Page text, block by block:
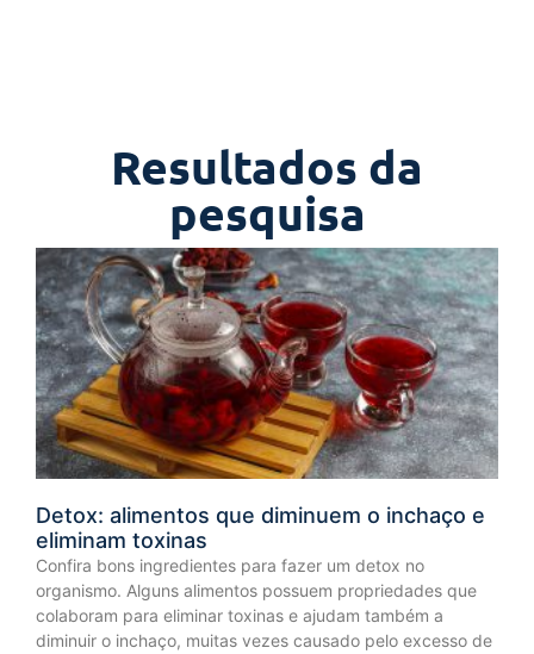
Resultados da
pesquisa
Detox: alimentos que diminuem o inchaço e
eliminam toxinas
Confira bons ingredientes para fazer um detox no
organismo. Alguns alimentos possuem propriedades que
colaboram para eliminar toxinas e ajudam também a
diminuir o inchaço, muitas vezes causado pelo excesso de